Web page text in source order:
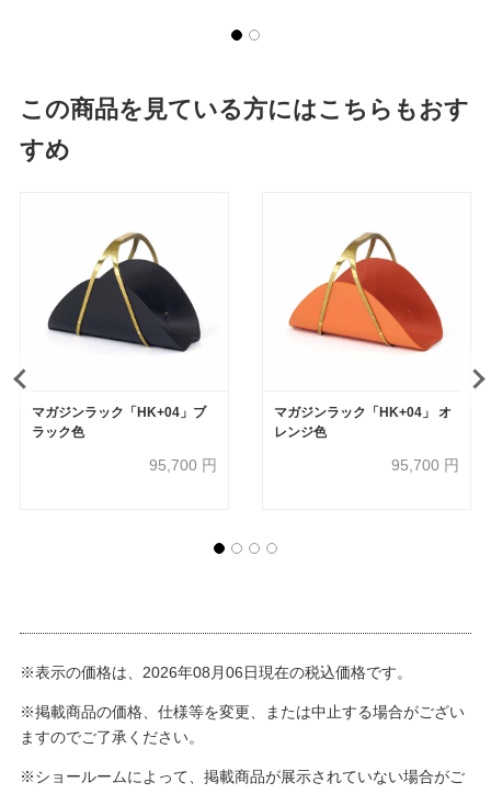
この商品を見ている方にはこちらもおす
すめ
マガジンラック「HK+04」ブ
ラック色
95,700 円
マガジンラック「HK+04」 オ
レンジ色
95,700 円
※表示の価格は、2026年08月06日現在の税込価格です。
※掲載商品の価格、仕様等を変更、または中止する場合がござい
ますのでご了承ください。
※ショールームによって、掲載商品が展示されていない場合がご